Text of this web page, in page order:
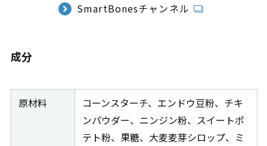
SmartBonesチャンネル
成分
原材料
コーンスターチ、エンドウ豆粉、チキ
ンパウダー、ニンジン粉、スイートポ
テト粉、果糖、大麦麦芽シロップ、ミ